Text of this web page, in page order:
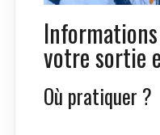
votre sortie
Où pratiquer ?